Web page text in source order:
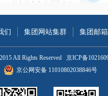
们 集团网站集群 集团邮箱
All Rights Reserved
京ICP备
京公网安备 11010802038846号